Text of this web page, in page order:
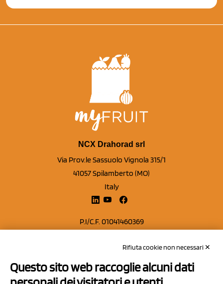
NCX Drahorad srl
Via Prov.le Sassuolo Vignola 315/1
41057 Spilamberto (MO)
Italy
P.I/C.F. 01041460369
Capitale sociale Euro 50.000,00 i.v.
Contatti
Rifiuta cookie non necessari ✕
Questo sito web raccoglie alcuni dati